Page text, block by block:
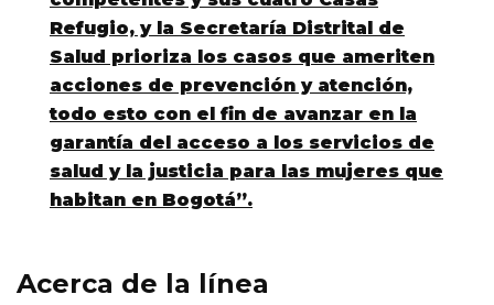
Refugio, y la Secretaría Distrital de
Salud prioriza los casos que ameriten
acciones de prevención y atención,
todo esto con el fin de avanzar en la
garantía del acceso a los servicios de
salud y la justicia para las mujeres que
habitan en Bogotá”.
Acerca de la línea